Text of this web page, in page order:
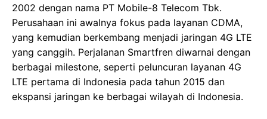
2002 dengan nama PT Mobile-8 Telecom Tbk.
Perusahaan ini awalnya fokus pada layanan CDMA,
yang kemudian berkembang menjadi jaringan 4G LTE
yang canggih. Perjalanan Smartfren diwarnai dengan
berbagai milestone, seperti peluncuran layanan 4G
LTE pertama di Indonesia pada tahun 2015 dan
ekspansi jaringan ke berbagai wilayah di Indonesia.